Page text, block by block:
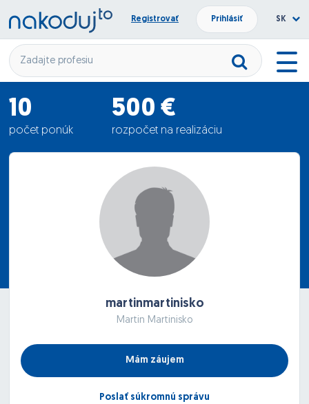
Registrovať Prihlásiť SK
10
počet ponúk
500 €
rozpočet na realizáciu
390 €
martinmartinisko
Martin Martinisko
Mám záujem
Poslať súkromnú správu